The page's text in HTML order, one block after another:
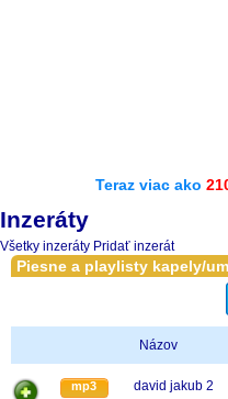
Teraz viac ako
Inzeráty
Všetky inzeráty Pridať inzerát
Piesne a playlisty kapely/
Názov
mp3 david jakub 2